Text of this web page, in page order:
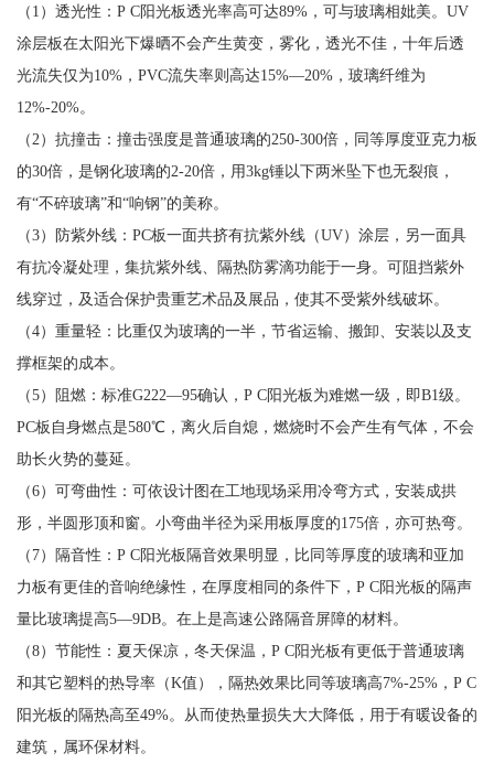
（1）透光性：P C阳光板透光率高可达89%，可与玻璃相妣美。UV
涂层板在太阳光下爆晒不会产生黄变，雾化，透光不佳，十年后透
光流失仅为10%，PVC流失率则高达15%—20%，玻璃纤维为
12%-20%。
（2）抗撞击：撞击强度是普通玻璃的250-300倍，同等厚度亚克力板
的30倍，是钢化玻璃的2-20倍，用3kg锤以下两米坠下也无裂痕，
有“不碎玻璃”和“响钢”的美称。
（3）防紫外线：PC板一面共挤有抗紫外线（UV）涂层，另一面具
有抗冷凝处理，集抗紫外线、隔热防雾滴功能于一身。可阻挡紫外
线穿过，及适合保护贵重艺术品及展品，使其不受紫外线破坏。
（4）重量轻：比重仅为玻璃的一半，节省运输、搬卸、安装以及支
撑框架的成本。
（5）阻燃：标准G222—95确认，P C阳光板为难燃一级，即B1级。
PC板自身燃点是580℃，离火后自熄，燃烧时不会产生有气体，不会
助长火势的蔓延。
（6）可弯曲性：可依设计图在工地现场采用冷弯方式，安装成拱
形，半圆形顶和窗。小弯曲半径为采用板厚度的175倍，亦可热弯。
（7）隔音性：P C阳光板隔音效果明显，比同等厚度的玻璃和亚加
力板有更佳的音响绝缘性，在厚度相同的条件下，P C阳光板的隔声
量比玻璃提高5—9DB。在上是高速公路隔音屏障的材料。
（8）节能性：夏天保凉，冬天保温，P C阳光板有更低于普通玻璃
和其它塑料的热导率（K值），隔热效果比同等玻璃高7%-25%，P C
阳光板的隔热高至49%。从而使热量损失大大降低，用于有暖设备的
建筑，属环保材料。